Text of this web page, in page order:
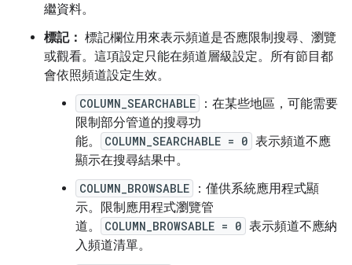
繼資料。
標記： 標記欄位用來表示頻道是否應限制搜尋、瀏覽
或觀看。這項設定只能在頻道層級設定。所有節目都
會依照頻道設定生效。
COLUMN_SEARCHABLE
：在某些地區，可能需要
限制部分管道的搜尋功
能。
COLUMN_SEARCHABLE = 0 表示頻道不應
顯示在搜尋結果中。
COLUMN_BROWSABLE
：僅供系統應用程式顯
示。限制應用程式瀏覽管
道。
COLUMN_BROWSABLE = 0 表示頻道不應納
入頻道清單。